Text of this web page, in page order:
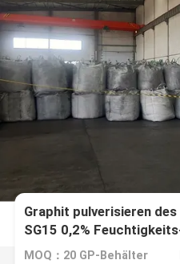
Graphit pulverisieren
SG15 0,2%
hohe Kristallinität
MOQ：20 GP-Behälter